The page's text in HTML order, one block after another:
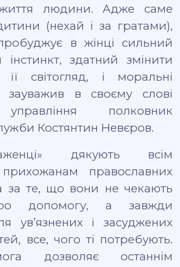
людини. Адже саме
(нехай і за гратами),
в жінці сильний
інстинкт, здатний змінити
світогляд, і моральні
в своєму слові
полковник
Костянтин Невєров.
дякують всім
православних
за те, що вони не чекають
допомогу, а завжди
ув’язнених і засуджених
все, чого ті потребують.
дозволяє останнім